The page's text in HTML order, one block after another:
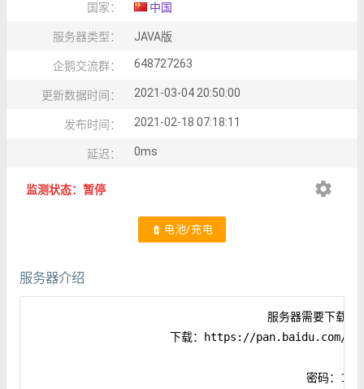
国家： 中国
服务器类型： JAVA版
企鹅交流群： 648727263
更新数据时间： 2021-03-04 20:50:00
发布时间： 2021-02-18 07:18:11
延迟： 0ms
监测状态：暂停 settings
battery_charging_full 电池/充电
服务器介绍
服务器需要下载专
下载：https://pan.baidu.com/
密码：